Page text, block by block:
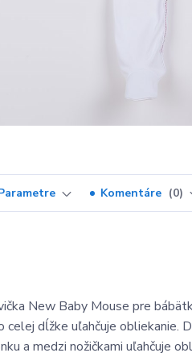
Komentáre 0
New Baby Mouse pre
celej dĺžke uľahčuje
a medzi nožičkami uľahčuje